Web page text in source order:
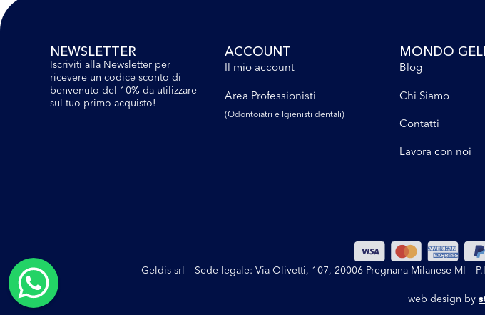
NEWSLETTER
Iscriviti alla Newsletter per
ricevere un codice sconto di
benvenuto del 10% da utilizzare
sul tuo primo acquisto!
ACCOUNT
Il mio account
Area Professionisti
(Odontoiatri e lgienisti dentali)
MONDO
Blog
Chi Siamo
Contatti
Lavora con noi
Geldis srl – Sede legale: Via Olivetti, 107, 20006 Pregnana Milanese MI –
web design by